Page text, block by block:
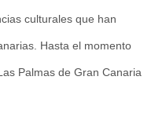
culturales que han
Hasta el momento
Palmas de Gran Canaria